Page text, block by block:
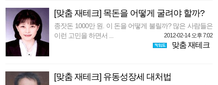
[맞춤 재테크] 목돈을 어떻게 굴려야 할까?
종잣돈 1000만 원. 이 돈을 어떻게 불릴까? 많은 사람들은
이런 고민을 하면서 ...
2012-02-14 오후 7:02
맞춤 재테크
[맞춤 재테크] 유동성장세 대처법